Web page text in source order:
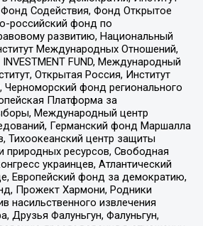
Содействия, Фонд Открытое
российский фонд по
развитию, Национальный
Международных Отношений,
INVESTMENT FUND, Международный
Открытая Россия, Институт
Черноморский фонд регионального
Платформа за
Международный центр
Германский фонд Маршалла
Тихоокеанский центр защиты
ресурсов, Свободная
украинцев, Атлантический
Европейский фонд за демократию,
Прожект Хармони, Родники
насильственного извлечения
Друзья Фалуньгун, Фалуньгун,